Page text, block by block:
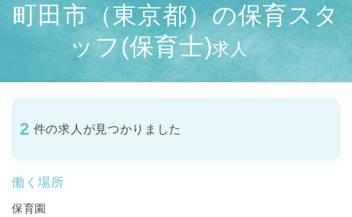
町田市（東京都）の保育スタ
ッフ(保育士)求人
2 件の求人が見つかりました
働く場所
保育園